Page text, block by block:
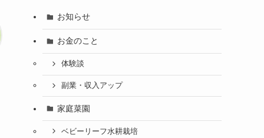
お知らせ
お金のこと
体験談
副業・収入アップ
家庭菜園
ベビーリーフ水耕栽培